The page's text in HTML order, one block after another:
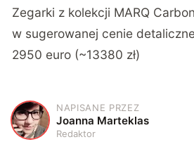
Zegarki z kolekcji MARQ
w sugerowanej cenie
2950 euro (~13380 zł)
J
NAPISANE PRZEZ
Joanna Marteklas
Redaktor